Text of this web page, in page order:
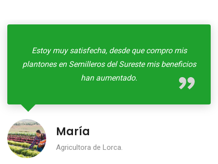
Estoy muy satisfecha, desde que compro mis
plantones en Semilleros del Sureste mis beneficios
han aumentado.
María
Agricultora de Lorca.